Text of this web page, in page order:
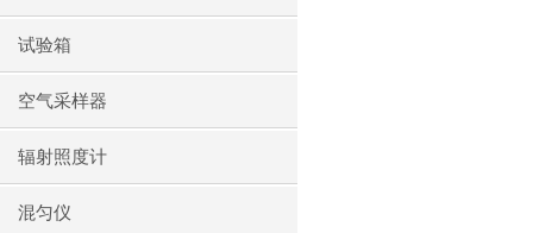
试验箱
空气采样器
辐射照度计
混匀仪